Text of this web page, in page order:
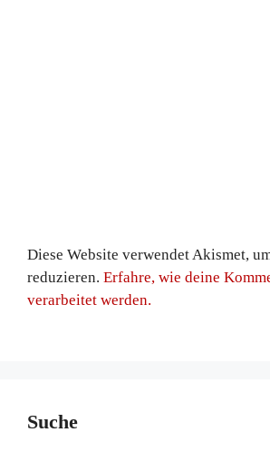
Diese Website verwendet Akismet,
reduzieren. Erfahre, wie deine
verarbeitet werden.
Suche